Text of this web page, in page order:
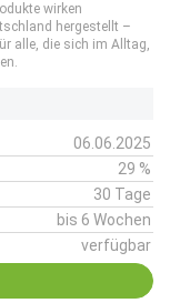
wirken
hergestellt –
alle, die sich im Alltag,
06.06.2025
29 %
30 Tage
bis 6 Wochen
verfügbar